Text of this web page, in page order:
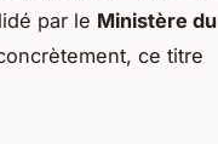
par le Ministère du
ce titre